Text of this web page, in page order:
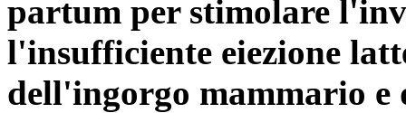
partum per stimolare
l'insufficiente eiezione
dell'ingorgo mammario e